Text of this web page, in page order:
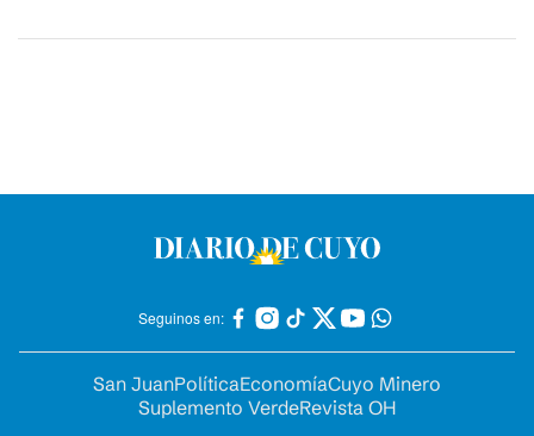
Seguinos en:
San JuanPolíticaEconomíaCuyo Minero
Suplemento VerdeRevista OH